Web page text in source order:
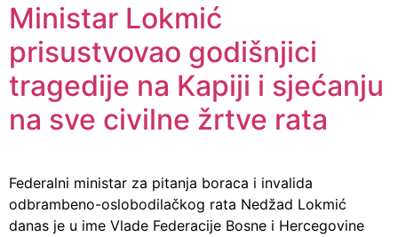
Ministar Lokmić
prisustvovao godišnjici
tragedije na Kapiji i sjećanju
na sve civilne žrtve rata
Federalni ministar za pitanja boraca i invalida
odbrambeno-oslobodilačkog rata Nedžad Lokmić
danas je u ime Vlade Federacije Bosne i Hercegovine